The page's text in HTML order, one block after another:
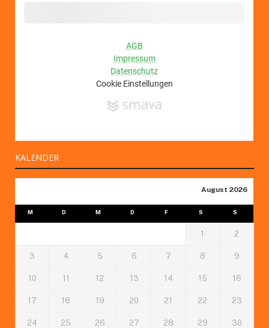
KALENDER
August 2026
M D M D F S S
1 2
3 4 5 6 7 8 9
10 11 12 13 14 15 16
17 18 19 20 21 22 23
24 25 26 27 28 29 30